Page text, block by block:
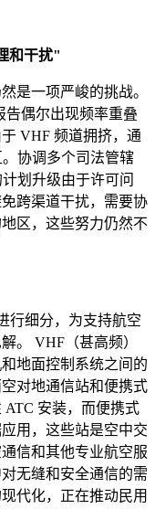
和干扰"
是一项严峻的挑战。
告偶尔出现频率重叠
VHF 频道拥挤，通
协调多个司法管辖
划升级由于许可问
跨渠道干扰，需要协
区，这些努力仍然不
行细分，为支持航空
。 VHF（甚高频）
地面控制系统之间的
对地通信站和便携式
安装，而便携式
用，这些站是空中交
信和其他专业航空服
无缝和安全通信的需
代化，正在推动民用